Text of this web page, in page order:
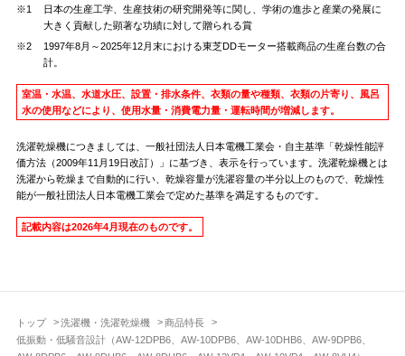
トップ 洗濯機・洗濯乾燥機
商品特長
低振動・低騒音設計（AW-12DPB6、AW-10DPB6、AW-10DHB6、AW-9DPB6、
※1
日本の生産工学、生産技術の研究開発等に関し、学術の進歩と産業の発展に
大きく貢献した顕著な功績に対して贈られる賞
※2
1997年8月～2025年12月末における東芝DDモーター搭載商品の生産台数の合
計。
室温・水温、水道水圧、設置・排水条件、衣類の量や種類、衣類の片寄り、風呂
水の使用などにより、使用水量・消費電力量・運転時間が増減します。
洗濯乾燥機につきましては、一般社団法人日本電機工業会・自主基準「乾燥性能評
価方法（2009年11月19日改訂）」に基づき、表示を行っています。洗濯乾燥機とは
洗濯から乾燥まで自動的に行い、乾燥容量が洗濯容量の半分以上のもので、乾燥性
能が一般社団法人日本電機工業会で定めた基準を満足するものです。
記載内容は2026年4月現在のものです。